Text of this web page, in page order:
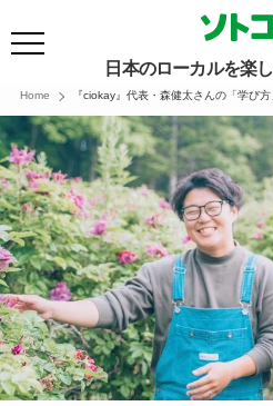
日本のローカルを楽
Home 『ciokay』代表・森健太さんの「学び方